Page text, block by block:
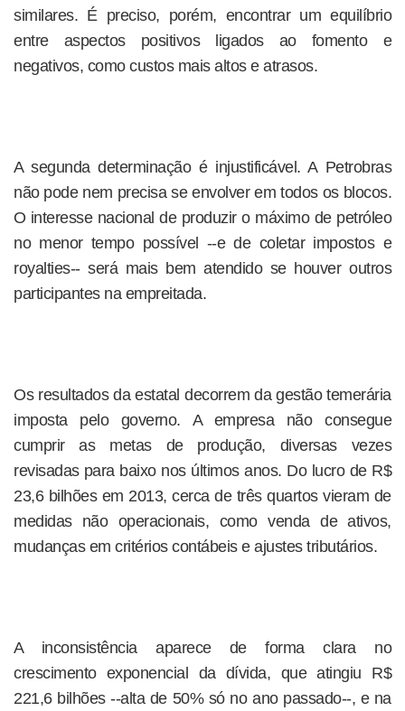
similares. É preciso, porém, encontrar um equilíbrio
entre aspectos positivos ligados ao fomento e
negativos, como custos mais altos e atrasos.
A segunda determinação é injustificável. A Petrobras
não pode nem precisa se envolver em todos os blocos.
O interesse nacional de produzir o máximo de petróleo
no menor tempo possível --e de coletar impostos e
royalties-- será mais bem atendido se houver outros
participantes na empreitada.
Os resultados da estatal decorrem da gestão temerária
imposta pelo governo. A empresa não consegue
cumprir as metas de produção, diversas vezes
revisadas para baixo nos últimos anos. Do lucro de R$
23,6 bilhões em 2013, cerca de três quartos vieram de
medidas não operacionais, como venda de ativos,
mudanças em critérios contábeis e ajustes tributários.
A inconsistência aparece de forma clara no
crescimento exponencial da dívida, que atingiu R$
221,6 bilhões --alta de 50% só no ano passado--, e na